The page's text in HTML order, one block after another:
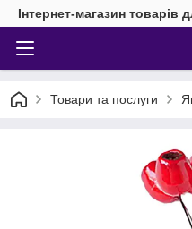
Інтернет-магазин товарів
Товари та послуги